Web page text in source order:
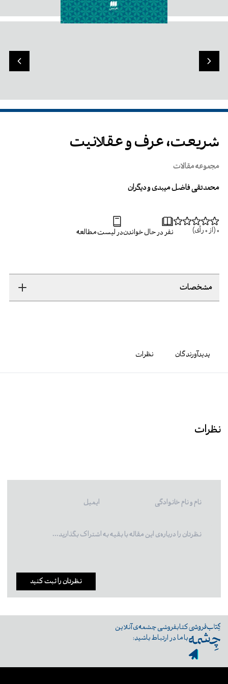
شریعت، عرف و عقلانیت
مجموعه مقالات
محمدتقی فاضل میبدی و دیگران
0 (از 0 رأی) نفر در حال خواندندر لیست مطالعه
مشخصات
پدیدآورندگان نظرات
نظرات
نظرتان را ثبت کنید
کتابفروشی چشمه‌ی آنلاین
با ما در ارتباط باشید: